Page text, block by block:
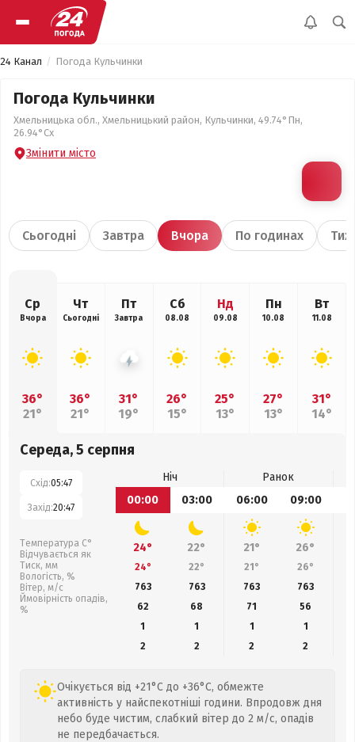
24 Канал Погода Кульчинки
Погода Кульчинки
Хмельницька обл., Хмельницький район, Кульчинки, 49.74°Пн,
26.94°Сх
Змінити місто
Сьогодні Завтра Вчора По годинах
Ср
Вчора
36°
21°
Чт
Сьогодні
36°
21°
Пт
Завтра
31°
19°
Сб
08.08
26°
15°
Нд
09.08
25°
13°
Пн
10.08
27°
13°
Вт
11.08
31°
14°
Середа, 5 серпня
Схід:05:47
Захід:20:47
Температура С°
Відчувається як
Тиск, мм
Вологість, %
Вітер, м/с
Ймовірність опадів,
%
Ніч
Ранок
00:00
03:00 06:00 09:00
24° 22° 21° 26°
24° 22° 21° 26°
763
763 763 763
62
68 71 56
1
1 1
1
2
2 2 2
Очікується від +21°C до +36°C, обмежте
активність у найспекотніші години. Впродовж дня
небо буде чистим, слабкий вітер до 2 м/с, опадів
не передбачається.